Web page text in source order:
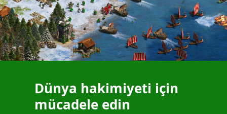
Dünya hakimiyeti için
mücadele edin